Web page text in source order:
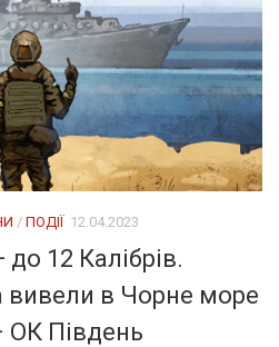
/ ПОДІЇ 12.04.2023
12 Калібрів.
вивели в Чорне море
ОК Південь